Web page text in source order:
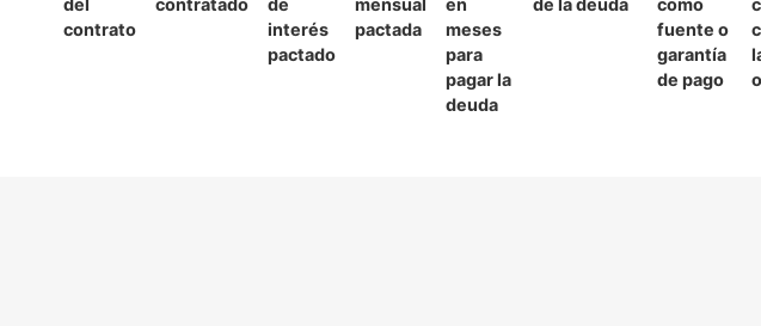
del
contrato
contratado
de
interés
pactado
mensual
pactada
en
meses
para
pagar la
deuda
de la deuda
como
fuente o
garantía
de pago